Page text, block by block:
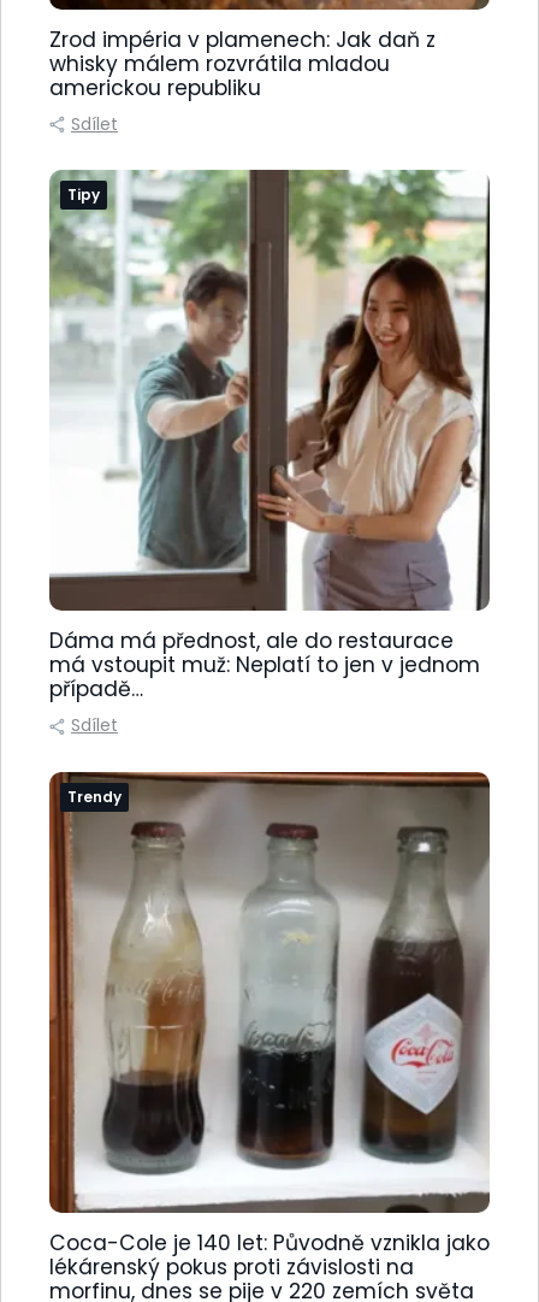
Zrod impéria v plamenech: Jak daň z
whisky málem rozvrátila mladou
americkou republiku
Sdílet
Tipy
Dáma má přednost, ale do restaurace
má vstoupit muž: Neplatí to jen v jednom
případě…
Sdílet
Trendy
Coca-Cole je 140 let: Původně vznikla jako
lékárenský pokus proti závislosti na
morfinu, dnes se pije v 220 zemích světa